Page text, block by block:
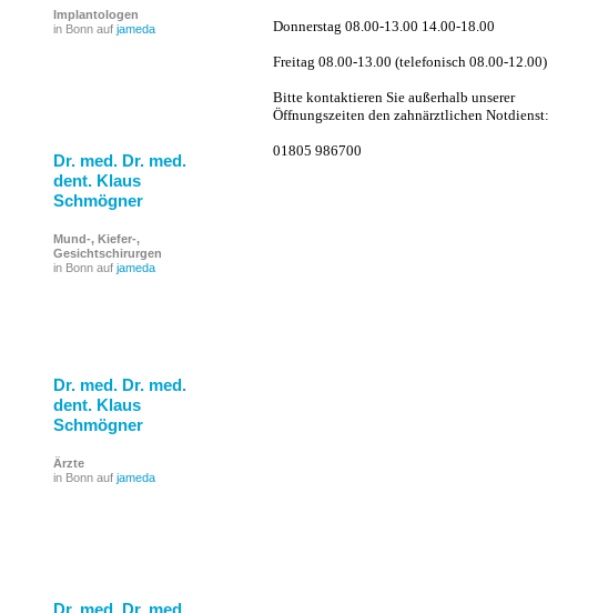
Implantologen
in Bonn auf jameda
Dr. med. Dr. med.
dent. Klaus
Schmögner
Mund-, Kiefer-,
Gesichtschirurgen
in Bonn auf jameda
Dr. med. Dr. med.
dent. Klaus
Schmögner
Ärzte
in Bonn auf jameda
Dr. med. Dr. med.
Donnerstag 08.00-13.00 14.00-18.00
Freitag 08.00-13.00 (telefonisch 08.00-12.00)
Bitte kontaktieren Sie außerhalb unserer
Öffnungszeiten den zahnärztlichen Notdienst:
01805 986700